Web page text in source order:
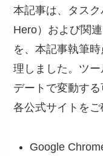
本記事は、タス
Hero）および関
を、本記事執筆
理しました。ツ
デートで変動す
各公式サイトをご
Google